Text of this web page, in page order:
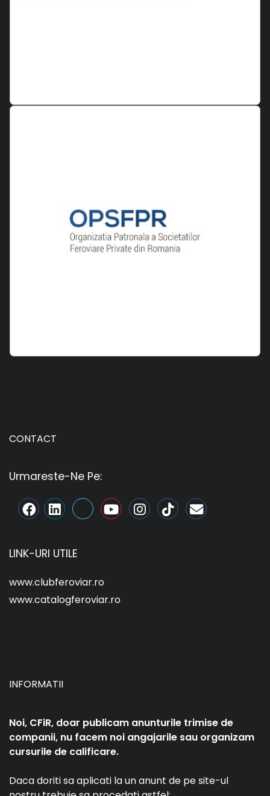
CONTACT
Urmareste-Ne Pe:
LINK-URI UTILE
www.clubferoviar.ro
www.catalogferoviar.ro
INFORMATII
Noi, CFiR, doar publicam anunturile trimise de
companii, nu facem noi angajarile sau organizam
cursurile de calificare.
Daca doriti sa aplicati la un anunt de pe site-ul